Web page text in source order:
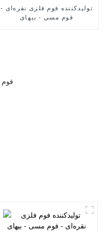
تولیدکننده فوم فلزی نقره‌ای -
فوم مسی - بیهای